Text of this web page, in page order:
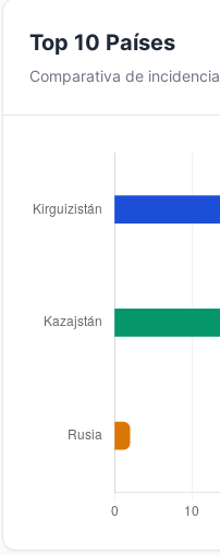
Top 10 Países
Comparativa de incidencia